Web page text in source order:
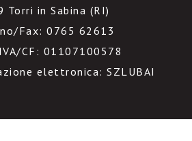
Torri in Sabina (RI)
Fax: 0765 62613
CF: 01107100578
elettronica: SZLUBAI